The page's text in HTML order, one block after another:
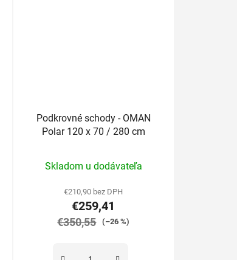
Podkrovné schody - OMAN
Polar 120 x 70 / 280 cm
hodnotenie
produktu
je
5,0
Skladom u dodávateľa
€210,90 bez DPH
€259,41
€350,55 (–26 %)